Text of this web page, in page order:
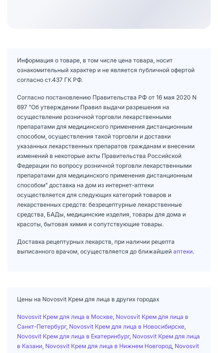
Информация о товаре, в том числе цена товара, носит
ознакомительный характер и не является публичной офертой
согласно ст.437 ГК РФ.
Согласно постановлению Правительства РФ от 16 мая 2020 N
697 "Об утверждении Правил выдачи разрешения на
осуществление розничной торговли лекарственными
препаратами для медицинского применения дистанционным
способом, осуществления такой торговли и доставки
указанных лекарственных препаратов гражданам и внесении
изменений в некоторые акты Правительства Российской
Федерации по вопросу розничной торговли лекарственными
препаратами для медицинского применения дистанционным
способом" доставка на дом из интернет-аптеки
осуществляется для следующих категорий товаров и
лекарственных средств: безрецептурные лекарственные
средства, БАДы, медицинские изделия, товары для дома и
красоты, бытовая химия и сопутствующие товары.
Доставка рецептурных лекарств, при наличии рецепта
выписанного врачом, осуществляется до ближайшей аптеки.
Цены на Novosvit Крем для лица в других городах
Novosvit Крем для лица в Москве Novosvit Крем для лица в
Санкт-Петербург, Novosvit Крем для лица в Новосибирске
Novosvit Крем для лица в Екатеринбург, Novosvit Крем для лица
в Казани Novosvit Крем для лица в Нижнем Новгород Novosvit